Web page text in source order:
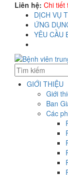
Liên hệ: Chi tiết
DỊCH VỤ
ỨNG
YÊU CẦU
GIỚI THIỆU
Giới
Ban
Các